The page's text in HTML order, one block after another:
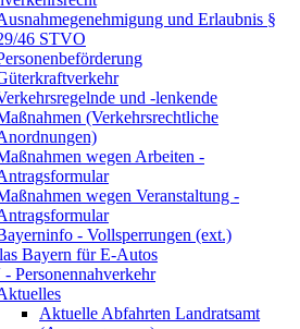
und Erlaubnis §
46 STVO
und -lenkende
(Verkehrsrechtliche
wegen Arbeiten -
wegen Veranstaltung -
- Vollsperrungen (ext.)
Bayern für E-Autos
Personennahverkehr
Aktuelle Abfahrten Landratsamt